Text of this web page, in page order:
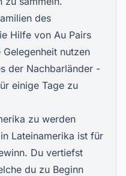
des
Hilfe von Au Pairs
nutzen
der Nachbarländer -
einige Tage zu
zu werden
Lateinamerika ist für
Du vertiefst
du zu Beginn